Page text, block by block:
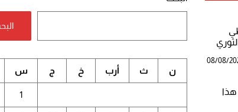
08/08/
هذا
ن ث أرب خ ج س
1